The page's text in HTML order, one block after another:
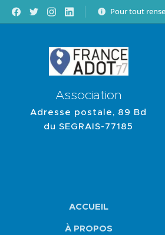
Pour tout
Association
Adresse postale, 89 Bd
du SEGRAIS-77185
ACCUEIL
À PROPOS